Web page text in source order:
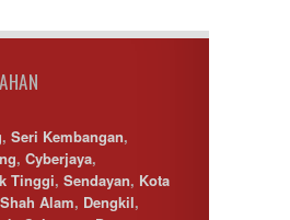
, Seri Kembangan,
, Cyberjaya,
Tinggi, Sendayan, Kota
Shah Alam, Dengkil,